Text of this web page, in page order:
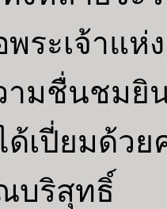
ะเจ้าแห่
มชื่นชมยิ
ด้เปี่ยมด้ว
บริสุทธิ์